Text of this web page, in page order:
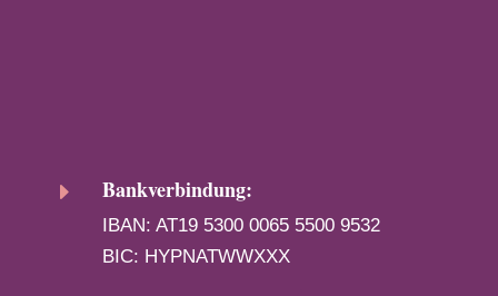
E Bankverbindung:
IBAN: AT19 5300 0065 5500 9532
BIC: HYPNATWWXXX